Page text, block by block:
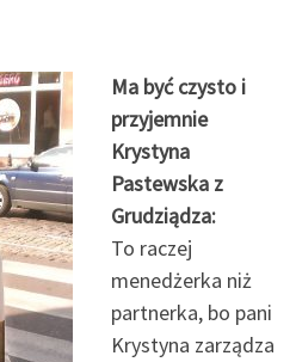
Ma być czysto i
przyjemnie
Krystyna
Pastewska z
Grudziądza:
To raczej
menedżerka niż
partnerka, bo pani
Krystyna zarządza